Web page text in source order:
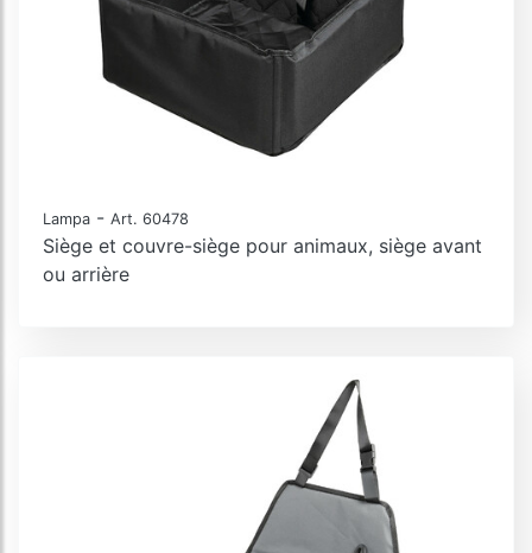
Lampa - Art. 60478
Siège et couvre-siège pour animaux, siège avant
ou arrière